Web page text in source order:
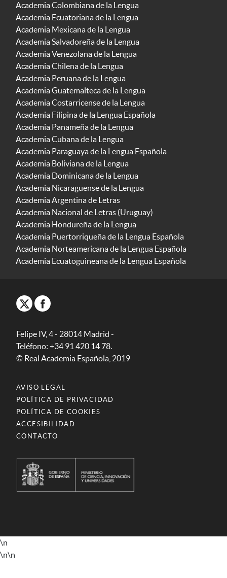
Academia Colombiana de la Lengua
Academia Ecuatoriana de la Lengua
Academia Mexicana de la Lengua
Academia Salvadoreña de la Lengua
Academia Venezolana de la Lengua
Academia Chilena de la Lengua
Academia Peruana de la Lengua
Academia Guatemalteca de la Lengua
Academia Costarricense de la Lengua
Academia Filipina de la Lengua Española
Academia Panameña de la Lengua
Academia Cubana de la Lengua
Academia Paraguaya de la Lengua Española
Academia Boliviana de la Lengua
Academia Dominicana de la Lengua
Academia Nicaragüense de la Lengua
Academia Argentina de Letras
Academia Nacional de Letras (Uruguay)
Academia Hondureña de la Lengua
Academia Puertorriqueña de la Lengua Española
Academia Norteamericana de la Lengua Española
Academia Ecuatoguineana de la Lengua Española
Felipe IV, 4 - 28014 Madrid -
Teléfono: +34 91 420 14 78.
© Real Academia Española, 2019
AVISO LEGAL
POLÍTICA DE PRIVACIDAD
POLÍTICA DE COOKIES
ACCESIBILIDAD
CONTACTO
\n
\n\n